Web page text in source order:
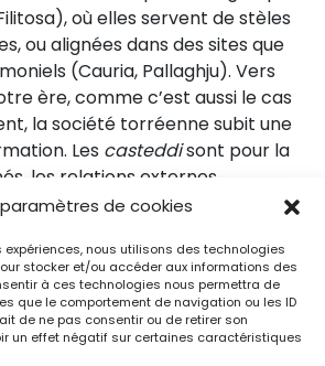
de cookies
expériences, nous utilisons des technologies
stocker et/ou accéder aux informations des
à ces technologies nous permettra de
que le comportement de navigation ou les ID
de ne pas consentir ou de retirer son
un effet négatif sur certaines caractéristiques
où elles servent de stèles
ou alignées dans des sites que
(Cauria, Pallaghju). Vers
ère, comme c’est aussi le cas
la société torréenne subit une
Les casteddisont pour la
les relations externes
les cultures matérielles subissent
changement climatique majeur
de transformations économiques
? Seule la poursuite des fouilles
la fin des Torréens.